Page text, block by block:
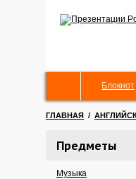
Блокнот
ГЛАВНАЯ /
Предметы
Музыка